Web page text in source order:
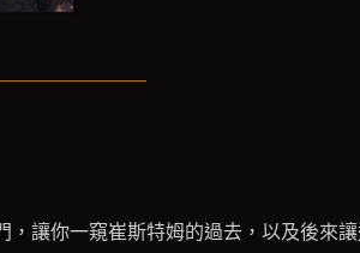
讓你一窺崔斯特姆的過去，以及後來